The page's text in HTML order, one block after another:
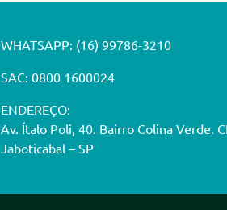
WHATSAPP: (16) 99786-3210
SAC: 0800 1600024
ENDEREÇO:
Av. Ítalo Poli, 40. Bairro Colina Verde.
Jaboticabal – SP